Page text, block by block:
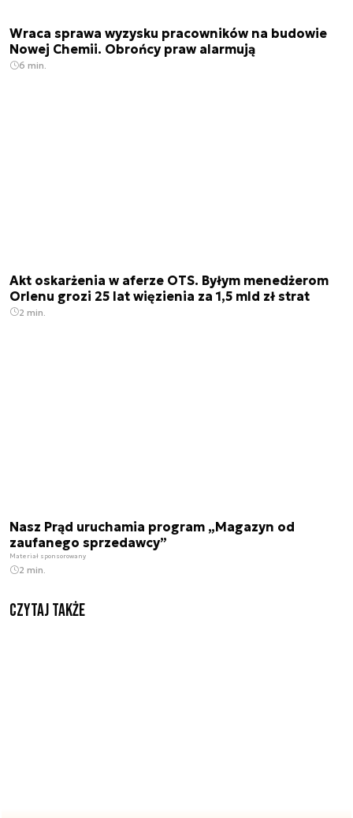
Wraca sprawa wyzysku pracowników na budowie
Nowej Chemii. Obrońcy praw alarmują
6 min.
Akt oskarżenia w aferze OTS. Byłym menedżerom
Orlenu grozi 25 lat więzienia za 1,5 mld zł strat
2 min.
Nasz Prąd uruchamia program „Magazyn od
zaufanego sprzedawcy”
Materiał sponsorowany
2 min.
Czytaj także